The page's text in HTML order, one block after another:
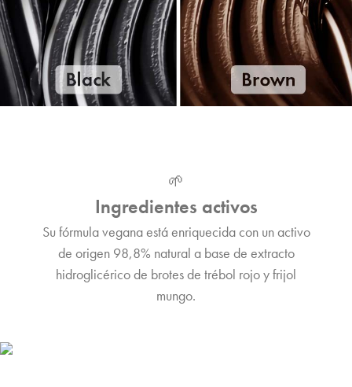
🌱
Ingredientes activos
Su fórmula vegana está enriquecida con un activo
de origen 98,8% natural a base de extracto
hidroglicérico de brotes de trébol rojo y frijol
mungo.